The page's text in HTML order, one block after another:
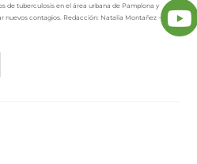
de tuberculosis en el área urbana de Pamplona y
nuevos contagios. Redacción: Natalia Montañez –